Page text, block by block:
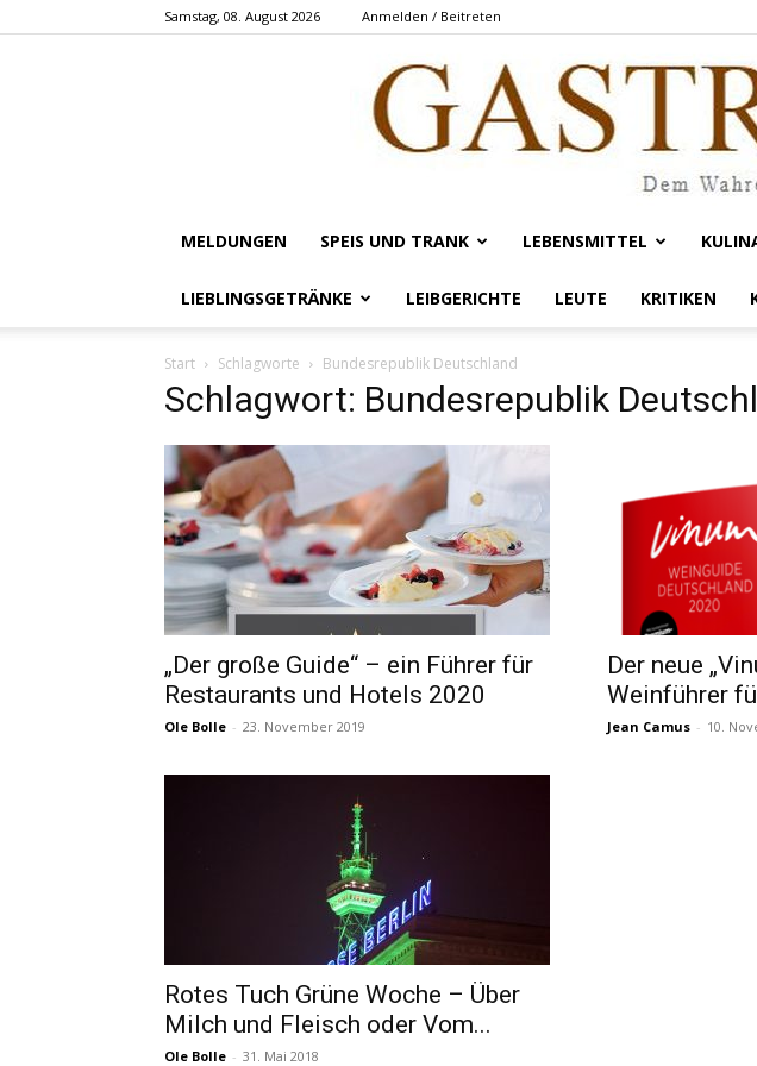
Samstag, 08. August 2026 Anmelden / Beitreten
MELDUNGEN SPEIS UND TRANK LEBENSMITTEL
LIEBLINGSGETRÄNKE LEIBGERICHTE LEUTE KRITIKEN
Start Schlagworte Bundesrepublik Deutschland
Schlagwort: Bundesrepublik
„Der große Guide“ – ein Führer für
Restaurants und Hotels 2020
Ole Bolle - 23. November 2019
Der neue
Weinführer
Jean Camus - 10.
Rotes Tuch Grüne Woche – Über
Milch und Fleisch oder Vom...
Ole Bolle - 31. Mai 2018